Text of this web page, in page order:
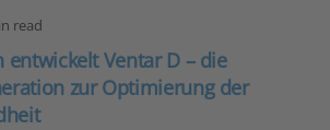
read
entwickelt Ventar D – die
zur Optimierung der